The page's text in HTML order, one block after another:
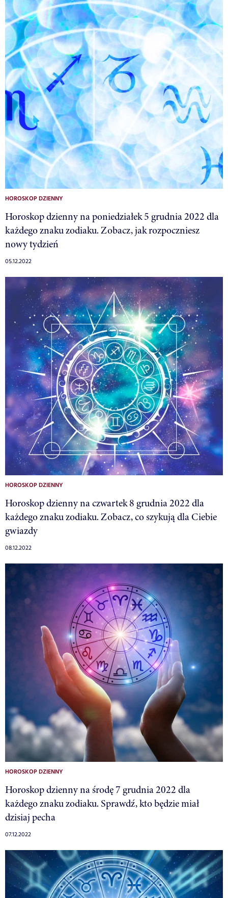
HOROSKOP DZIENNY
Horoskop dzienny na poniedziałek 5 grudnia 2022 dla
każdego znaku zodiaku. Zobacz, jak rozpoczniesz
nowy tydzień
05.12.2022
HOROSKOP DZIENNY
Horoskop dzienny na czwartek 8 grudnia 2022 dla
każdego znaku zodiaku. Zobacz, co szykują dla Ciebie
gwiazdy
08.12.2022
HOROSKOP DZIENNY
Horoskop dzienny na środę 7 grudnia 2022 dla
każdego znaku zodiaku. Sprawdź, kto będzie miał
dzisiaj pecha
07.12.2022